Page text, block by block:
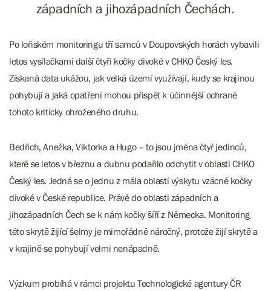
západních a jihozápadních Čechách.
Po loňském monitoringu tří samců v Doupovských horách vybavili
letos vysílačkami další čtyři kočky divoké v CHKO Český les.
Získaná data ukážou, jak velká území využívají, kudy se krajinou
pohybují a jaká opatření mohou přispět k účinnější ochraně
tohoto kriticky ohroženého druhu.
Bedřich, Anežka, Viktorka a Hugo – to jsou jména čtyř jedinců,
které se letos v březnu a dubnu podařilo odchytit v oblasti CHKO
Český les. Jedná se o jednu z mála oblastí výskytu vzácné kočky
divoké v České republice. Právě do oblasti západních a
jihozápadních Čech se k nám kočky šíří z Německa. Monitoring
této skrytě žijící šelmy je mimořádně náročný, protože žijí skrytě a
v krajině se pohybují velmi nenápadně.
Výzkum probíhá v rámci projektu Technologické agentury ČR